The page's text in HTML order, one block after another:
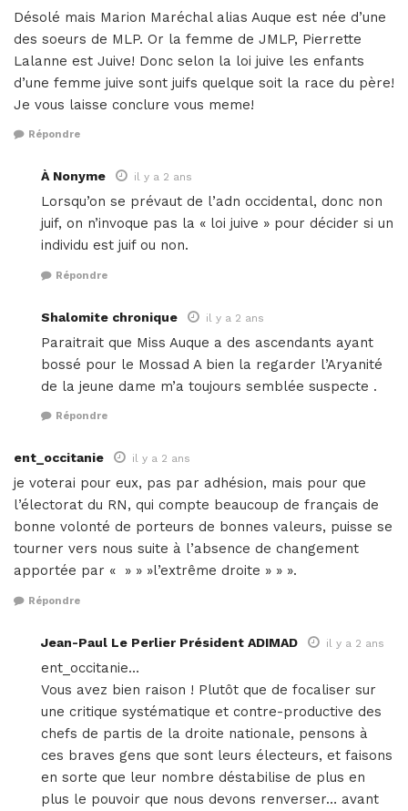
Désolé mais Marion Maréchal alias Auque est née d’une
des soeurs de MLP. Or la femme de JMLP, Pierrette
Lalanne est Juive! Donc selon la loi juive les enfants
d’une femme juive sont juifs quelque soit la race du père!
Je vous laisse conclure vous meme!
Répondre
À Nonyme il y a 2 ans
Lorsqu’on se prévaut de l’adn occidental, donc non
juif, on n’invoque pas la « loi juive » pour décider si un
individu est juif ou non.
Répondre
Shalomite chronique il y a 2 ans
Paraitrait que Miss Auque a des ascendants ayant
bossé pour le Mossad A bien la regarder l’Aryanité
de la jeune dame m’a toujours semblée suspecte .
Répondre
ent_occitanie il y a 2 ans
je voterai pour eux, pas par adhésion, mais pour que
l’électorat du RN, qui compte beaucoup de français de
bonne volonté de porteurs de bonnes valeurs, puisse se
tourner vers nous suite à l’absence de changement
apportée par « » » »l’extrême droite » » ».
Répondre
Jean-Paul Le Perlier Président ADIMAD il y a 2 ans
ent_occitanie…
Vous avez bien raison ! Plutôt que de focaliser sur
une critique systématique et contre-productive des
chefs de partis de la droite nationale, pensons à
ces braves gens que sont leurs électeurs, et faisons
en sorte que leur nombre déstabilise de plus en
plus le pouvoir que nous devons renverser… avant